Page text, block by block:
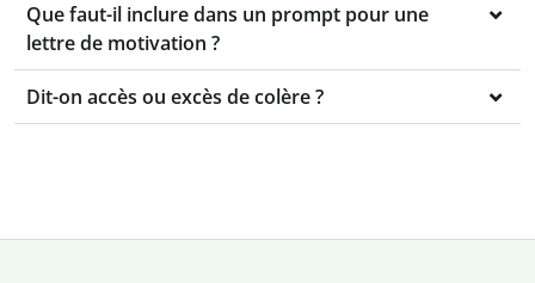
Que faut-il inclure dans un prompt pour une
lettre de motivation ?
Dit-on accès ou excès de colère ?